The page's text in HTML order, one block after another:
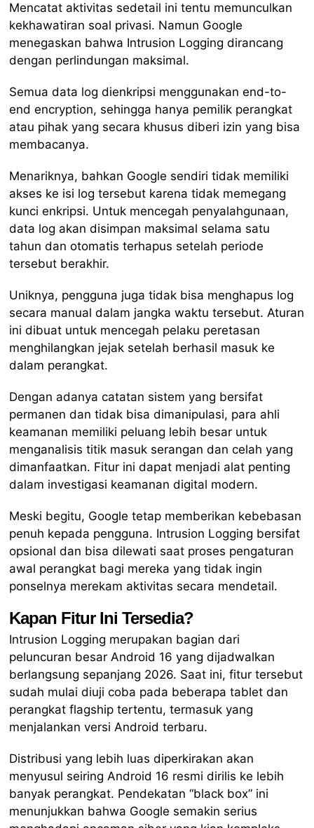
Mencatat aktivitas sedetail ini tentu memunculkan
kekhawatiran soal privasi. Namun Google
menegaskan bahwa Intrusion Logging dirancang
dengan perlindungan maksimal.
Semua data log dienkripsi menggunakan end-to-
end encryption, sehingga hanya pemilik perangkat
atau pihak yang secara khusus diberi izin yang bisa
membacanya.
Menariknya, bahkan Google sendiri tidak memiliki
akses ke isi log tersebut karena tidak memegang
kunci enkripsi. Untuk mencegah penyalahgunaan,
data log akan disimpan maksimal selama satu
tahun dan otomatis terhapus setelah periode
tersebut berakhir.
Uniknya, pengguna juga tidak bisa menghapus log
secara manual dalam jangka waktu tersebut. Aturan
ini dibuat untuk mencegah pelaku peretasan
menghilangkan jejak setelah berhasil masuk ke
dalam perangkat.
Dengan adanya catatan sistem yang bersifat
permanen dan tidak bisa dimanipulasi, para ahli
keamanan memiliki peluang lebih besar untuk
menganalisis titik masuk serangan dan celah yang
dimanfaatkan. Fitur ini dapat menjadi alat penting
dalam investigasi keamanan digital modern.
Meski begitu, Google tetap memberikan kebebasan
penuh kepada pengguna. Intrusion Logging bersifat
opsional dan bisa dilewati saat proses pengaturan
awal perangkat bagi mereka yang tidak ingin
ponselnya merekam aktivitas secara mendetail.
Kapan Fitur Ini Tersedia?
Intrusion Logging merupakan bagian dari
peluncuran besar Android 16 yang dijadwalkan
berlangsung sepanjang 2026. Saat ini, fitur tersebut
sudah mulai diuji coba pada beberapa tablet dan
perangkat flagship tertentu, termasuk yang
menjalankan versi Android terbaru.
Distribusi yang lebih luas diperkirakan akan
menyusul seiring Android 16 resmi dirilis ke lebih
banyak perangkat. Pendekatan “black box” ini
menunjukkan bahwa Google semakin serius